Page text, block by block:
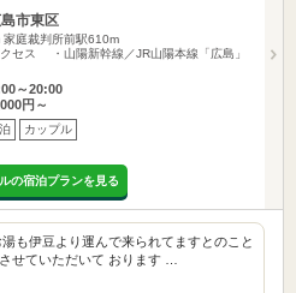
市東区
家庭裁判所前駅610m
セス ・山陽新幹線／JR山陽本線「広島」
～20:00
円～
カップル
の宿泊プランを見る
も伊豆より運んで来られてますとのこと
せていただいて おります …